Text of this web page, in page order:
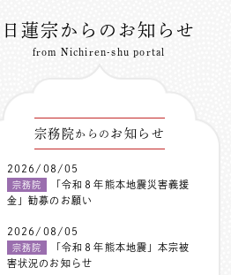
日蓮宗からのお知らせ
from Nichiren-shu portal
宗務院からの お知らせ
2026/08/05
宗務院
「令和８年熊本地震災害義援
金」勧募のお願い
2026/08/05
宗務院
「令和８年熊本地震」本宗被
害状況のお知らせ